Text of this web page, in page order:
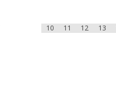
10 11 12 13